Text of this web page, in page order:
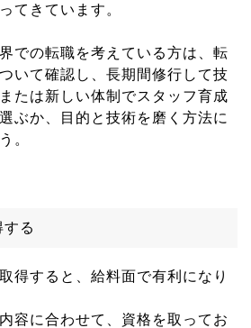
てきています。
での転職を考えている方は、転
いて確認し、長期間修行して技
たは新しい体制でスタッフ育成
ぶか、目的と技術を磨く方法に
。
る
得すると、給料面で有利になり
容に合わせて、資格を取ってお